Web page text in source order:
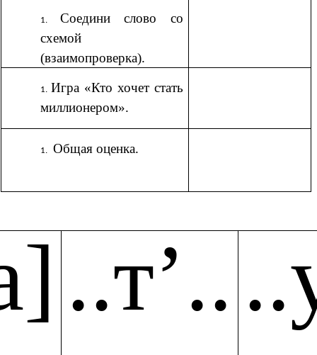
Соедини слово со
схемой
(взаимопроверка).
Игра «Кто хочет стать
миллионером».
Общая оценка.
..т’..